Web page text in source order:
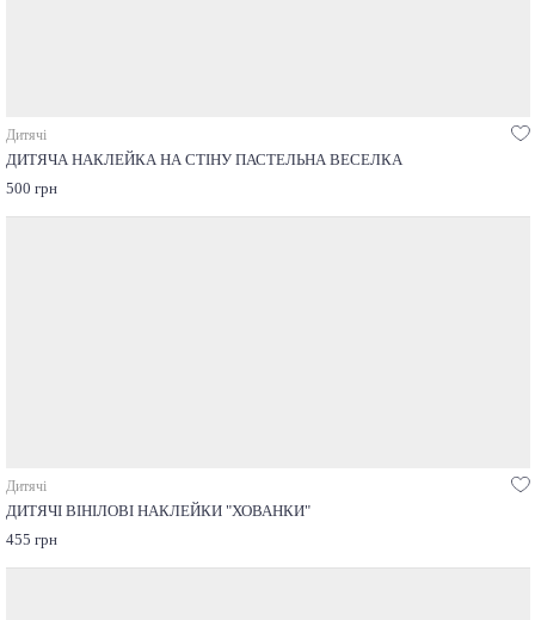
Дитячі
ДИТЯЧА НАКЛЕЙКА НА СТІНУ ПАСТЕЛЬНА ВЕСЕЛКА
500 грн
Дитячі
ДИТЯЧІ ВІНІЛОВІ НАКЛЕЙКИ "ХОВАНКИ"
455 грн